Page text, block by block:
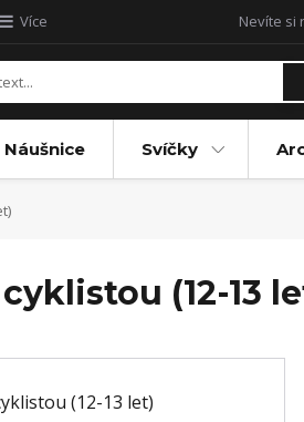
Více Nevíte si
Náušnice Svíčky
(12-13